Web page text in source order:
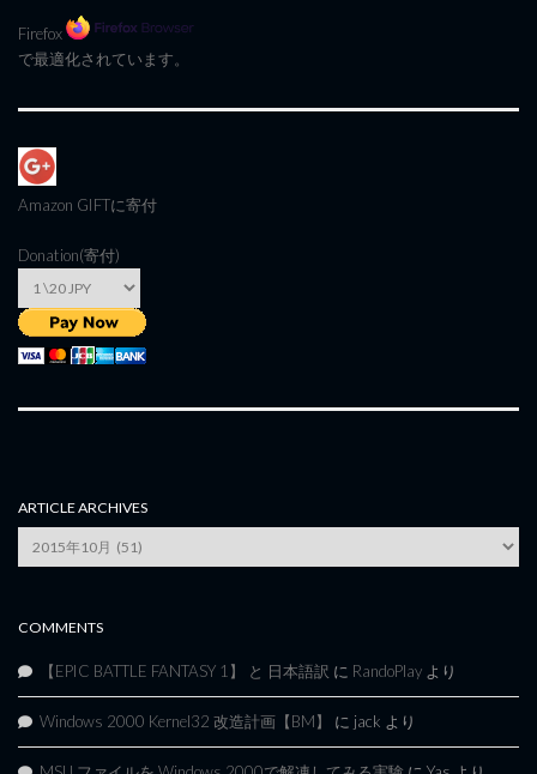
Firefox
で最適化されています。
Amazon GIFTに寄付
Donation(寄付)
ARTICLE ARCHIVES
Article
Archives
COMMENTS
【EPIC BATTLE FANTASY 1】 と 日本語訳 に RandoPlay より
Windows 2000 Kernel32 改造計画【BM】 に jack より